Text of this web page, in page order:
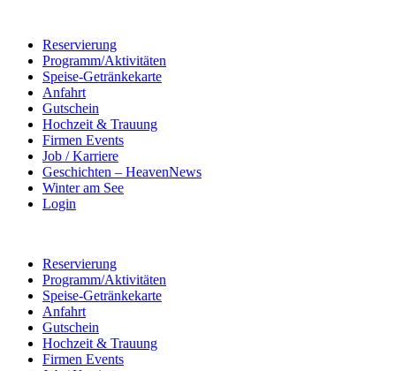
Reservierung
Programm/Aktivitäten
Speise-Getränkekarte
Anfahrt
Gutschein
Hochzeit & Trauung
Firmen Events
Job / Karriere
Geschichten – HeavenNews
Winter am See
Login
Reservierung
Programm/Aktivitäten
Speise-Getränkekarte
Anfahrt
Gutschein
Hochzeit & Trauung
Firmen Events